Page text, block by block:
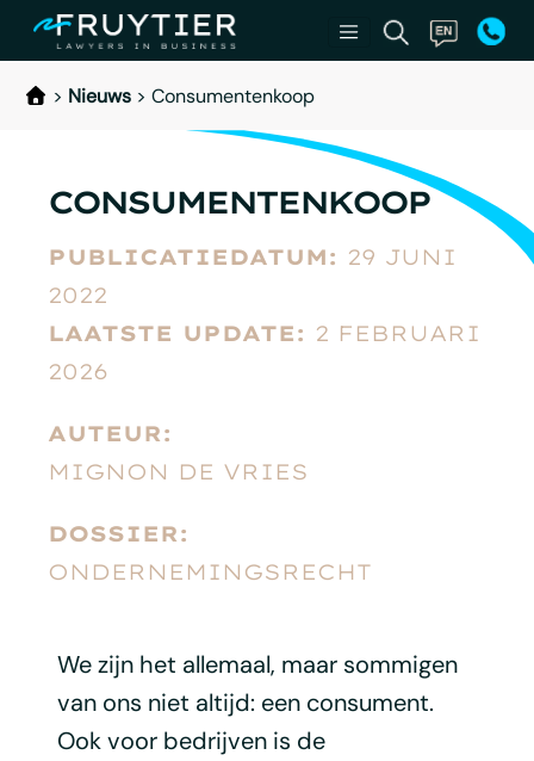
> Nieuws > Consumentenkoop
CONSUMENTENKOOP
PUBLICATIEDATUM: 29 JUNI
2022
LAATSTE UPDATE: 2 FEBRUARI
2026
AUTEUR:
MIGNON DE VRIES
DOSSIER:
ONDERNEMINGSRECHT
We zijn het allemaal, maar sommigen
van ons niet altijd: een consument.
Ook voor bedrijven is de